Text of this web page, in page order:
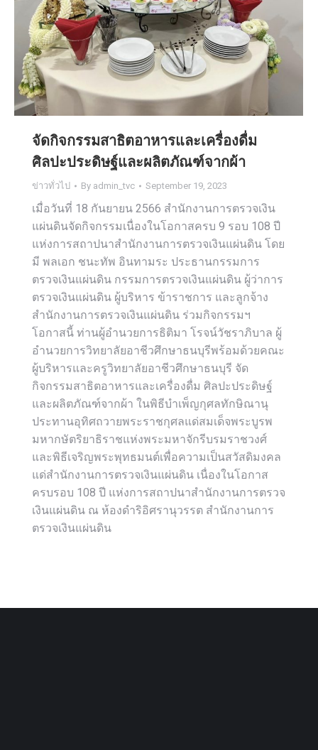
จัดกิจกรรมสาธิตอาหารและเครื่องดื่ม
ศิลปะประดิษฐ์และผลิตภัณฑ์จากผ้า
ข่าวทั่วไป By admin_tvc September 19, 2023
เมื่อวันที่ 18 กันยายน 2566 สำนักงานการตรวจเงิน
แผ่นดินจัดกิจกรรมเนื่องในโอกาสครบ 9 รอบ 108 ปี
แห่งการสถาปนาสำนักงานการตรวจเงินแผ่นดิน โดย
มี พลเอก ชนะทัพ อินทามระ ประธานกรรมการ
ตรวจเงินแผ่นดิน กรรมการตรวจเงินแผ่นดิน ผู้ว่าการ
ตรวจเงินแผ่นดิน ผู้บริหาร ข้าราชการ และลูกจ้าง
สำนักงานการตรวจเงินแผ่นดิน ร่วมกิจกรรมฯ
โอกาสนี้ ท่านผู้อำนวยการธิติมา โรจน์วัชราภิบาล ผู้
อำนวยการวิทยาลัยอาชีวศึกษาธนบุรีพร้อมด้วยคณะ
ผู้บริหารและครูวิทยาลัยอาชีวศึกษาธนบุรี จัด
กิจกรรมสาธิตอาหารและเครื่องดื่ม ศิลปะประดิษฐ์
และผลิตภัณฑ์จากผ้า ในพิธีบำเพ็ญกุศลทักษิณานุ
ประทานอุทิศถวายพระราชกุศลแด่สมเด็จพระบูรพ
มหากษัตริยาธิราชแห่งพระมหาจักรีบรมราชวงศ์
และพิธีเจริญพระพุทธมนต์เพื่อความเป็นสวัสดิมงคล
แด่สำนักงานการตรวจเงินแผ่นดิน เนื่องในโอกาส
ครบรอบ 108 ปี แห่งการสถาปนาสำนักงานการตรวจ
เงินแผ่นดิน ณ ห้องดำริอิศรานุวรรต สำนักงานการ
ตรวจเงินแผ่นดิน